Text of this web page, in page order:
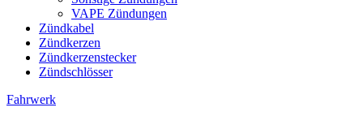
VAPE Zündungen
Zündkabel
Zündkerzen
Zündkerzenstecker
Zündschlösser
Fahrwerk